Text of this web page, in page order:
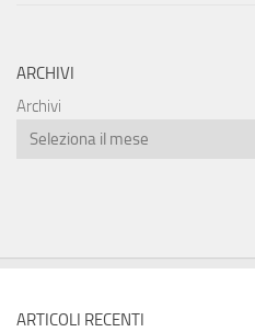
ARCHIVI
Archivi
ARTICOLI RECENTI